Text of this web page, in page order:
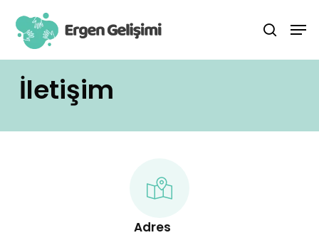
Görüntüle
Arama
İletişim
Adres